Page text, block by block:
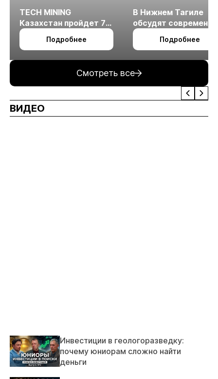
TECH MINING
Казахстан пройдет 7
октября в Алматы
Подробнее
В Нижнем Тагиле
обсудят
технологии
измельчения
Подробнее
Смотреть все
ВИДЕО
Инвестиции в геологоразведку:
почему юниорам сложно найти
деньги